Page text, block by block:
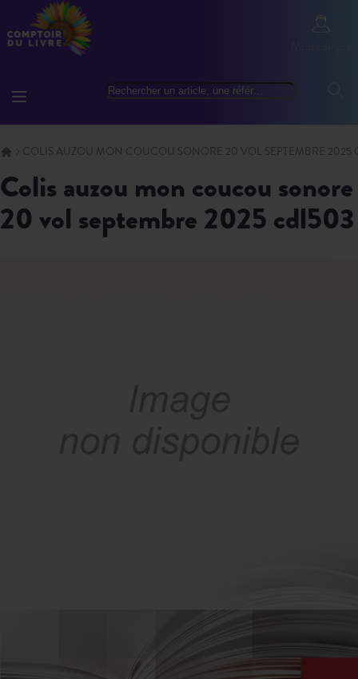
Allez au contenu
Rechercher
Mon
COLIS AUZOU MON COUCOU SONORE 20 VOL SEPTEMBRE 2025
colis auzou mon coucou sonore
20 vol septembre 2025 cdl503